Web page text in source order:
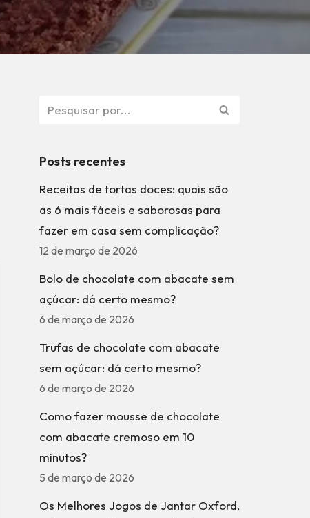
Posts recentes
Receitas de tortas doces: quais são
as 6 mais fáceis e saborosas para
fazer em casa sem complicação?
12 de março de 2026
Bolo de chocolate com abacate sem
açúcar: dá certo mesmo?
6 de março de 2026
Trufas de chocolate com abacate
sem açúcar: dá certo mesmo?
6 de março de 2026
Como fazer mousse de chocolate
com abacate cremoso em 10
minutos?
5 de março de 2026
Os Melhores Jogos de Jantar Oxford,